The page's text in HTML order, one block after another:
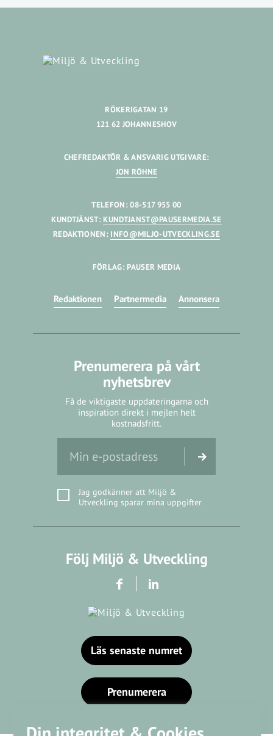
RÖKERIGATAN 19
121 62 JOHANNESHOV
CHEFREDAKTÖR & ANSVARIG UTGIVARE:
JON RÖHNE
TELEFON: 08-517 955 00
KUNDTJÄNST: KUNDTJANST@PAUSERMEDIA.SE
REDAKTIONEN: INFO@MILJO-UTVECKLING.SE
FÖRLAG: PAUSER MEDIA
Redaktionen Partnermedia Annonsera
Prenumerera på vårt
nyhetsbrev
Få de viktigaste uppdateringarna och
inspiration direkt i mejlen helt
kostnadsfritt.
Jag godkänner att Miljö &
Utveckling sparar mina uppgifter
Följ Miljö & Utveckling
Läs senaste numret
Prenumerera